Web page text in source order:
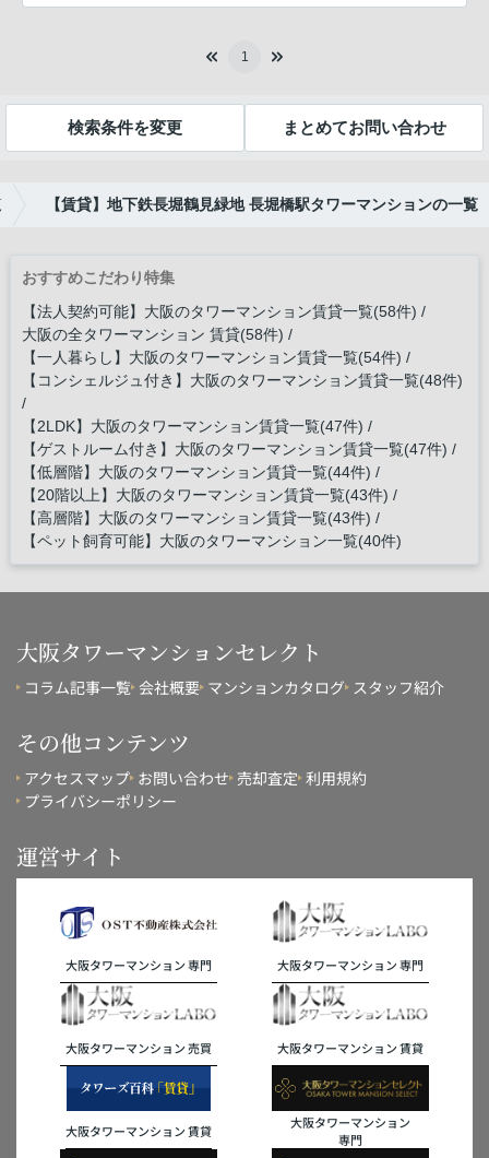
1
検索条件を変更 まとめてお問い合わせ
【賃貸】地下鉄長堀鶴見緑地 長堀橋駅タワーマンションの一覧
おすすめこだわり特集
【法人契約可能】大阪のタワーマンション賃貸一覧(58件)
大阪の全タワーマンション 賃貸(58件)
【一人暮らし】大阪のタワーマンション賃貸一覧(54件)
【コンシェルジュ付き】大阪のタワーマンション賃貸一覧(48件)
【2LDK】大阪のタワーマンション賃貸一覧(47件)
【ゲストルーム付き】大阪のタワーマンション賃貸一覧(47件)
【低層階】大阪のタワーマンション賃貸一覧(44件)
【20階以上】大阪のタワーマンション賃貸一覧(43件)
【高層階】大阪のタワーマンション賃貸一覧(43件)
【ペット飼育可能】大阪のタワーマンション一覧(40件)
大阪タワーマンションセレクト
コラム記事一覧 会社概要 マンションカタログ スタッフ紹介
その他コンテンツ
アクセスマップ お問い合わせ 売却査定 利用規約
プライバシーポリシー
運営サイト
大阪タワーマンション 専門 大阪タワーマンション 専門
大阪タワーマンション 売買 大阪タワーマンション 賃貸
大阪タワーマンション 賃貸
大阪タワーマンション
専門